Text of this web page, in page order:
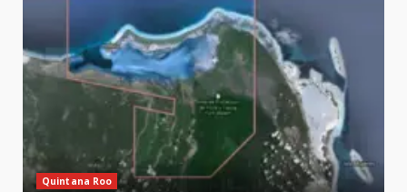
Quintana Roo